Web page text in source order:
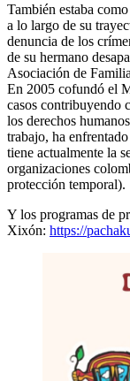
También estaba
a lo largo de su
denuncia de los
de su hermano
Asociación de
En 2005 cofundó el
casos contribuyendo
los derechos
trabajo, ha
tiene actualmente la
organizaciones
protección temporal).
Y los programas de
Xixón: https://